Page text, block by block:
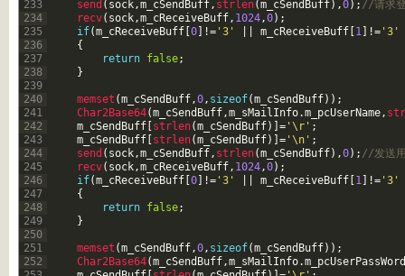
233
234
235
236
237
238
239
240
241
242
243
244
245
246
247
248
249
250
251
252
send ( sock ,m_cSendBuff , strlen(m_cSendBuff) ,0) ; //请求
recv( sock ,m_cReceiveBuff , 1024 ,0) ;
if(m_cReceiveBuff [0] != '3' m_cReceiveBuff [1 ] != '3'
{
return false;
}
memset (m_cSendBuff ,0 , sizeof(m_cSendBuff) ) ;
Char2Base64(m_cSendBuff ,m_sMailInfo.m_pcUserName ,
m_cSendBuff [strlen(m_cSendBuff) ] = '\r' ;
m_cSendBuff [strlen(m_cSendBuff) ] = '\n' ;
send ( sock ,m_cSendBuff , strlen(m_cSendBuff) ,0) ; //发送
recv( sock ,m_cReceiveBuff , 1024 ,0) ;
if(m_cReceiveBuff [0] != '3' m_cReceiveBuff [1 ] != '3'
{
return false;
}
memset (m_cSendBuff ,0 , sizeof(m_cSendBuff) ) ;
Char2Base64(m_cSendBuff ,m_sMailInfo.m_pcUserPassWord